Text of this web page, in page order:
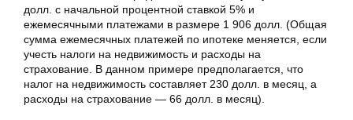
долл. с начальной процентной ставкой 5% и
ежемесячными платежами в размере 1 906 долл. (Общая
сумма ежемесячных платежей по ипотеке меняется, если
учесть налоги на недвижимость и расходы на
страхование. В данном примере предполагается, что
налог на недвижимость составляет 230 долл. в месяц, а
расходы на страхование — 66 долл. в месяц).